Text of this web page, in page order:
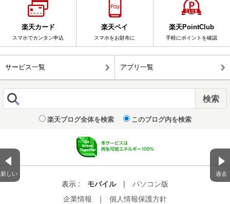
新しい 過去
楽天カード
スマホでカンタン申込
楽天ペイ
スマホをお財布に
楽天PointClub
手軽にポイントを確認
サービス一覧 アプリ一覧
楽天ブログ全体を検索 このブログ内を検索
表示 : モバイル |
パソコン版
企業情報
｜ 個人情報保護方針